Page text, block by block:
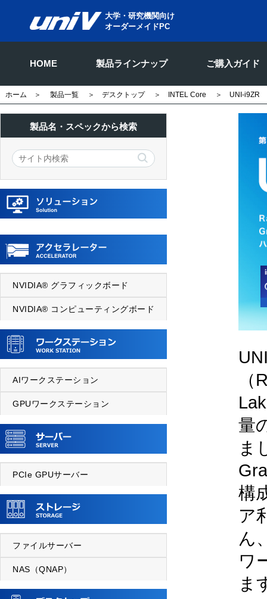
大学・研究機関向け
オーダーメイドPC
HOME 製品ラインナップ ご購入ガイド
ホーム ＞ 製品一覧 ＞ デスクトップ＞ INTEL Core ＞ UNI-i9ZR
量
ま
構
ア
ん
ワ
ま
製品名・スペックから検索
NVIDIA® グラフィックボード
NVIDIA® コンピューティングボード
AIワークステーション
GPUワークステーション
PCIe GPUサーバー
ファイルサーバー
NAS（QNAP）